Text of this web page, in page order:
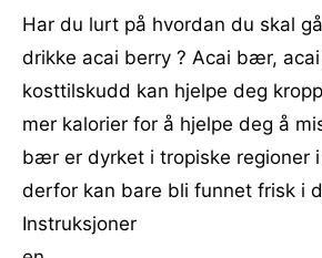
Har du lurt på hvordan du skal
drikke acai berry ? Acai bær,
kosttilskudd kan hjelpe deg
mer kalorier for å hjelpe deg å
bær er dyrket i tropiske regioner
derfor kan bare bli funnet frisk i
Instruksjoner